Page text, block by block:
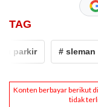
TAG
# sleman